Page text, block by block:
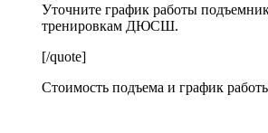
Уточните график работы
тренировкам ДЮСШ.
[/quote]
Стоимость подъема и график